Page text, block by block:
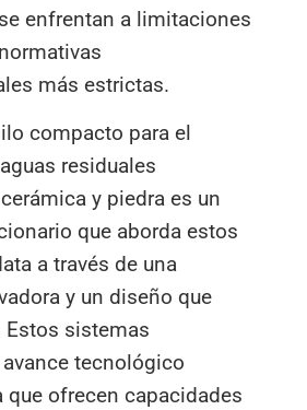
enfrentan a limitaciones
más estrictas.
compacto para el
residuales
y piedra es un
que aborda estos
a través de una
y un diseño que
Estos sistemas
tecnológico
que ofrecen capacidades